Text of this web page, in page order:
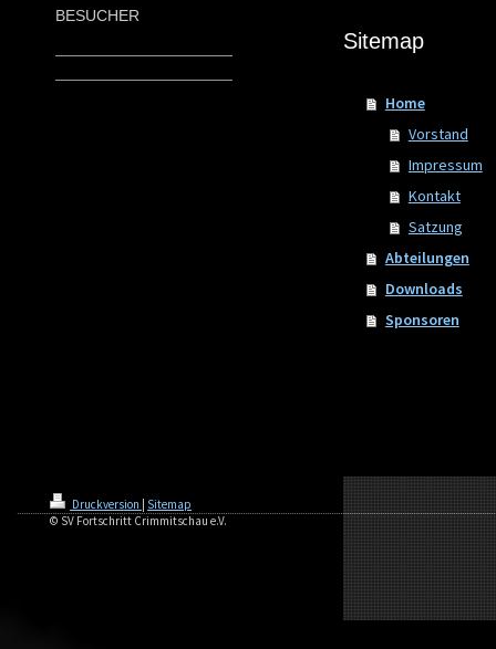
BESUCHER
Sitemap
Home
Vorstand
Impressum
Kontakt
Satzung
Abteilungen
Downloads
Sponsoren
Druckversion | Sitemap
© SV Fortschritt Crimmitschau e.V.